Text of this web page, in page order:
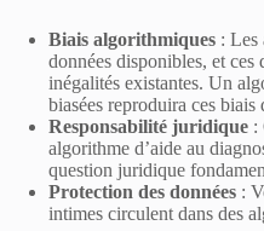
Biais algorithmiques : Les
données disponibles, et ces
inégalités existantes. Un
biasées reproduira ces biais
Responsabilité juridique :
algorithme d’aide au
question juridique
Protection des données :
intimes circulent dans des